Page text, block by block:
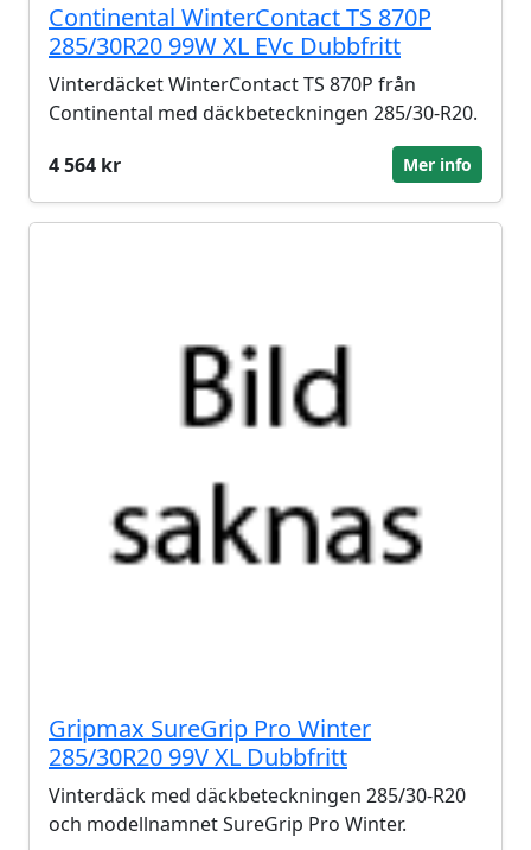
Continental WinterContact TS 870P
285/30R20 99W XL EVc Dubbfritt
Vinterdäcket WinterContact TS 870P från
Continental med däckbeteckningen 285/30-R20.
4 564 kr
Mer info
Gripmax SureGrip Pro Winter
285/30R20 99V XL Dubbfritt
Vinterdäck med däckbeteckningen 285/30-R20
och modellnamnet SureGrip Pro Winter.